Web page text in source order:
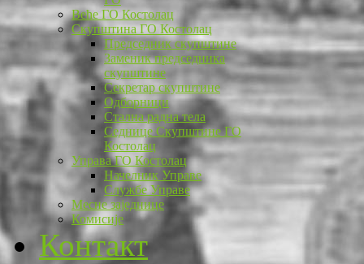
Веће ГО Костолац
Скупштина ГО Костолац
Председник скупштине
Заменик председника
скупштине
Секретар скупштине
Одборници
Стална радна тела
Седнице Скупштине ГО
Костолац
Управа ГО Костолац
Начелник Управе
Службе Управе
Месне заједнице
Комисије
Контакт